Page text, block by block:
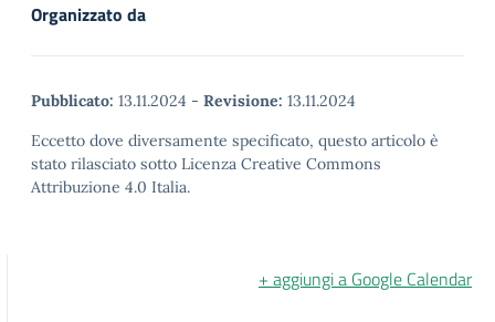
Organizzato da
Pubblicato: 13.11.2024 - Revisione: 13.11.2024
Eccetto dove diversamente specificato, questo articolo è
stato rilasciato sotto Licenza Creative Commons
Attribuzione 4.0 Italia.
+ aggiungi a Google Calendar